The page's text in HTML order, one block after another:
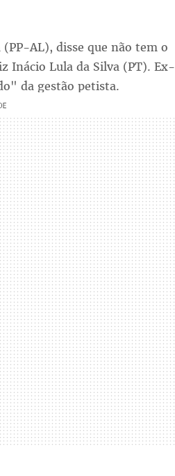
AL), disse que não tem o
Inácio Lula da Silva (PT). Ex-
da gestão petista.